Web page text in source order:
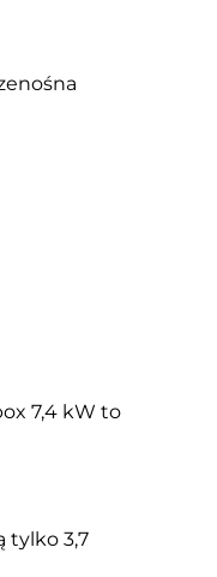
7,4 kW to
tylko 3,7